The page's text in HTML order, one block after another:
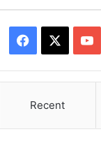
Facebook
Recent